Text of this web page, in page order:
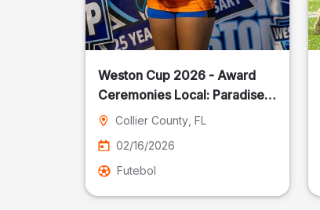
Weston Cup 2026 - Award
Ceremonies Local: Paradise
CostCollier County , FL
02/16/2026
Futebol